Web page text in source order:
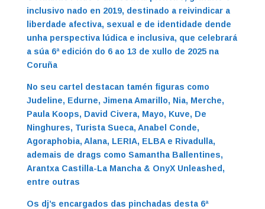
inclusivo nado en 2019, destinado a reivindicar a
liberdade afectiva, sexual e de identidade dende
unha perspectiva lúdica e inclusiva, que celebrará
a súa 6ª edición do 6 ao 13 de xullo de 2025 na
Coruña
No seu cartel destacan tamén figuras como
Judeline, Edurne, Jimena Amarillo, Nia, Merche,
Paula Koops, David Civera, Mayo, Kuve, De
Ninghures, Turista Sueca, Anabel Conde,
Agoraphobia, Alana, LERIA, ELBA e Rivadulla,
ademais de drags como Samantha Ballentines,
Arantxa Castilla-La Mancha & OnyX Unleashed,
entre outras
Os dj’s encargados das pinchadas desta 6ª